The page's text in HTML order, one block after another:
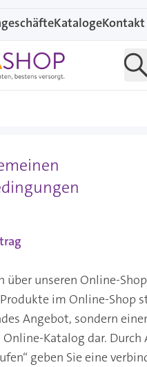
KatalogeKontakt
über unseren Online-
im Online-Shop
Angebot, sondern
Katalog dar. Durch
geben Sie eine